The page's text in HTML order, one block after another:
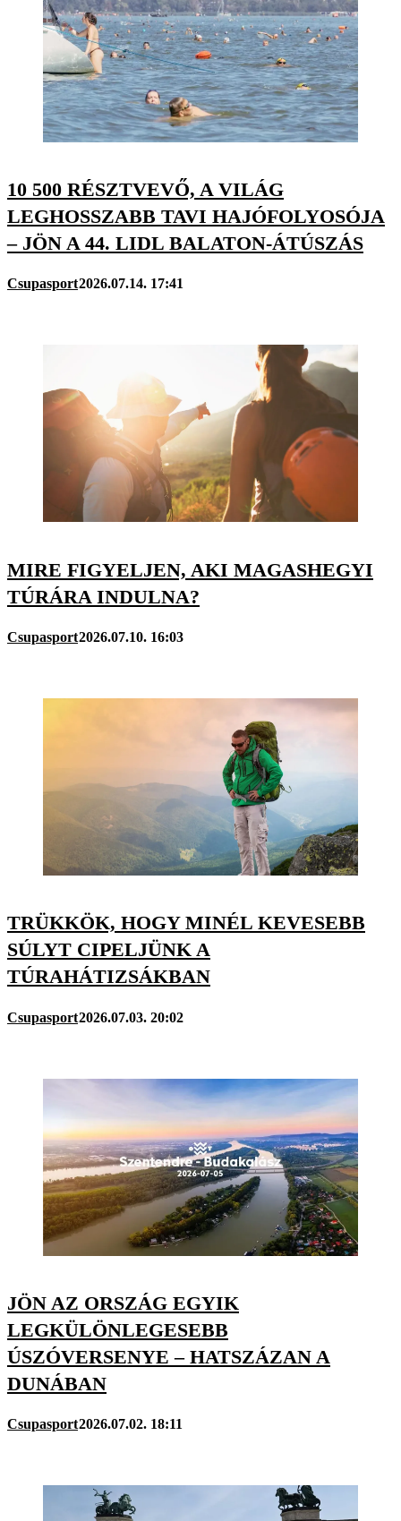
10 500 RÉSZTVEVŐ, A VILÁG
LEGHOSSZABB TAVI HAJÓFOLYOSÓJA
– JÖN A 44. LIDL BALATON-ÁTÚSZÁS
Csupasport2026.07.14. 17:41
MIRE FIGYELJEN, AKI MAGASHEGYI
TÚRÁRA INDULNA?
Csupasport2026.07.10. 16:03
TRÜKKÖK, HOGY MINÉL KEVESEBB
SÚLYT CIPELJÜNK A
TÚRAHÁTIZSÁKBAN
Csupasport2026.07.03. 20:02
JÖN AZ ORSZÁG EGYIK
LEGKÜLÖNLEGESEBB
ÚSZÓVERSENYE – HATSZÁZAN A
DUNÁBAN
Csupasport2026.07.02. 18:11